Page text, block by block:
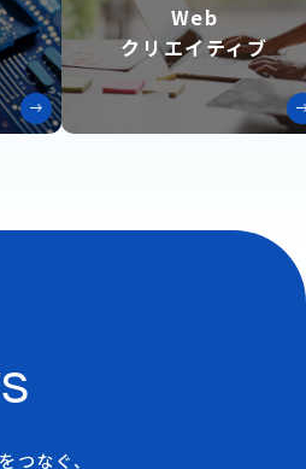
Web
クリエイティブ
つなぐ、